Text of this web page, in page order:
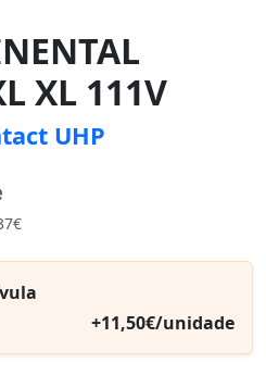
XL 111V
UHP
+11,50€/unidade